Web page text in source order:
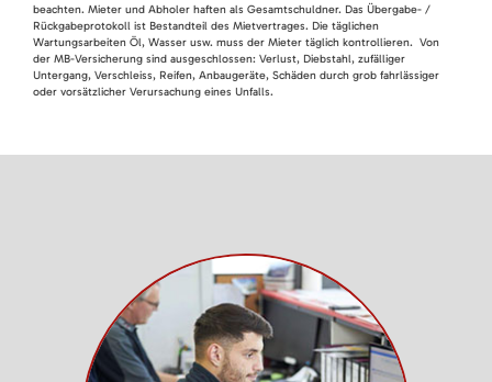
beachten. Mieter und Abholer haften als Gesamtschuldner. Das Übergabe- /
Rückgabeprotokoll ist Bestandteil des Mietvertrages. Die täglichen
Wartungsarbeiten Öl, Wasser usw. muss der Mieter täglich kontrollieren. Von
der MB-Versicherung sind ausgeschlossen: Verlust, Diebstahl, zufälliger
Untergang, Verschleiss, Reifen, Anbaugeräte, Schäden durch grob fahrlässiger
oder vorsätzlicher Verursachung eines Unfalls.